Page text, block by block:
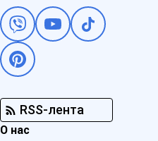
RSS-лента
О нас